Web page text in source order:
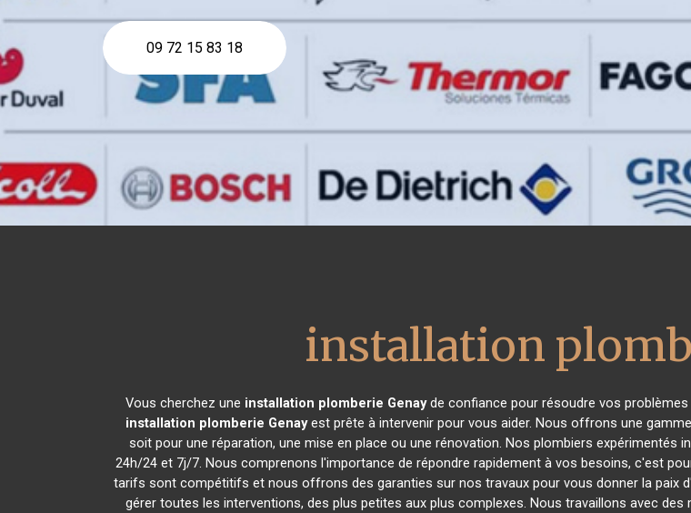
09 72 15 83 18
installation
Vous cherchez une installation plomberie Genayde confiance pour résoudre vos
installation plomberie Genayest prête à intervenir pour vous aider. Nous offrons une
soit pour une réparation, une mise en place ou une rénovation. Nos plombiers expérimentés
24h/24 et 7j/7. Nous comprenons l'importance de répondre rapidement à vos besoins, c'est
tarifs sont compétitifs et nous offrons des garanties sur nos travaux pour vous donner la paix
gérer toutes les interventions, des plus petites aux plus complexes. Nous travaillons avec